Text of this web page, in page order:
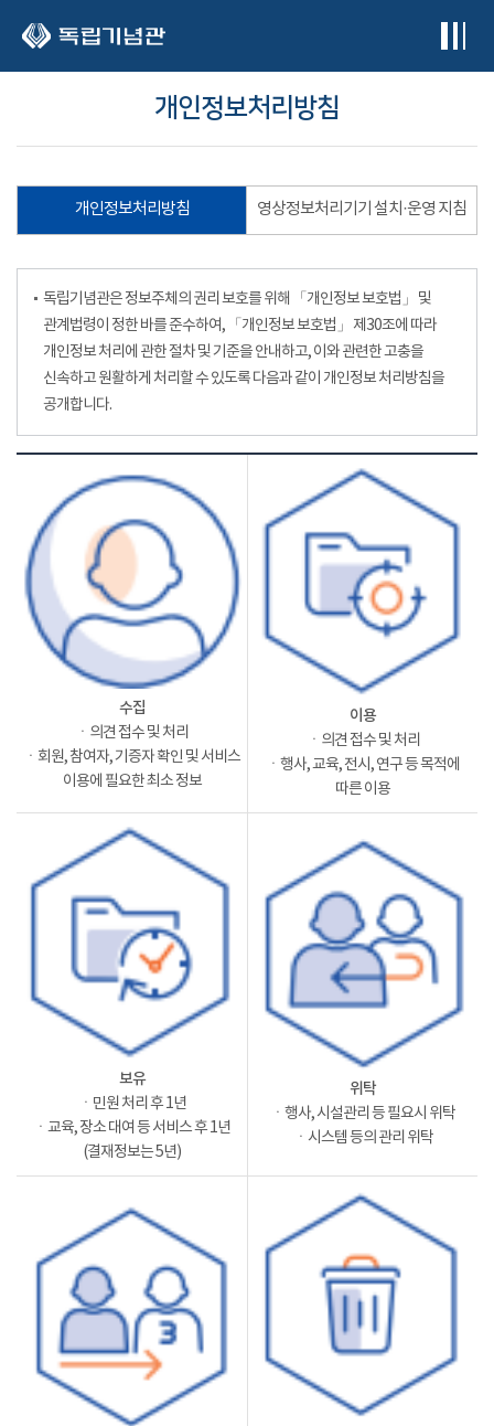
개인정보처리방침
개인정보처리방침 영상정보처리기기 설치·운영 지침
독립기념관은 정보주체의 권리 보호를 위해 「개인정보 보호법」 및
관계법령이 정한 바를 준수하여, 「개인정보 보호법」 제30조에 따라
개인정보 처리에 관한 절차 및 기준을 안내하고, 이와 관련한 고충을
신속하고 원활하게 처리할 수 있도록 다음과 같이 개인정보 처리방침을
공개합니다.
수집
ㆍ의견 접수 및 처리
ㆍ회원, 참여자, 기증자 확인 및 서비스
이용에 필요한 최소 정보
이용
ㆍ의견 접수 및 처리
ㆍ행사, 교육, 전시, 연구 등 목적에
따른 이용
보유
ㆍ민원 처리 후 1년
ㆍ교육, 장소 대여 등 서비스 후 1년
(결재정보는 5년)
위탁
ㆍ행사, 시설관리 등 필요시 위탁
ㆍ시스템 등의 관리 위탁